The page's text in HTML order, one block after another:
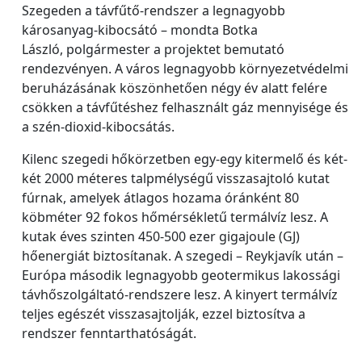
Szegeden a távfűtő-rendszer a legnagyobb
károsanyag-kibocsátó – mondta Botka
László, polgármester a projektet bemutató
rendezvényen. A város legnagyobb környezetvédelmi
beruházásának köszönhetően négy év alatt felére
csökken a távfűtéshez felhasznált gáz mennyisége és
a szén-dioxid-kibocsátás.
Kilenc szegedi hőkörzetben egy-egy kitermelő és két-
két 2000 méteres talpmélységű visszasajtoló kutat
fúrnak, amelyek átlagos hozama óránként 80
köbméter 92 fokos hőmérsékletű termálvíz lesz. A
kutak éves szinten 450-500 ezer gigajoule (GJ)
hőenergiát biztosítanak. A szegedi – Reykjavík után –
Európa második legnagyobb geotermikus lakossági
távhőszolgáltató-rendszere lesz. A kinyert termálvíz
teljes egészét visszasajtolják, ezzel biztosítva a
rendszer fenntarthatóságát.